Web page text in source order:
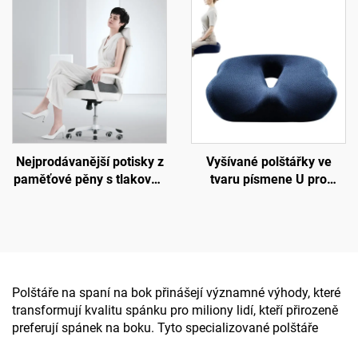
podložka B7
bederní oblasti, podložka
Nejprodávanější potisky z
paměťové pěny s tlakovou
Vyšívané polštářky ve
tvaru písmene U pro
Polštáře na spaní na bok přinášejí významné výhody, které
transformují kvalitu spánku pro miliony lidí, kteří přirozeně
preferují spánek na boku. Tyto specializované polštáře